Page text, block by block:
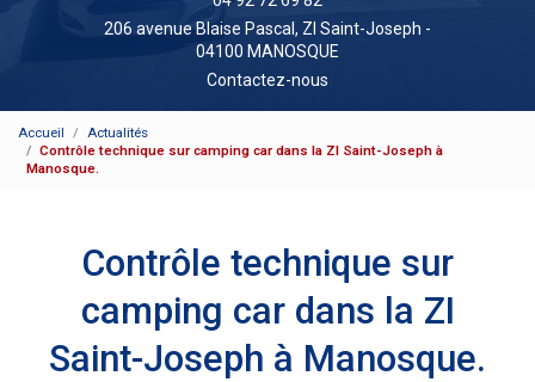
206 avenue Blaise Pascal, ZI Saint-Joseph -
04100 MANOSQUE
Contactez-nous
Accueil
Actualités
Contrôle technique sur camping car dans la ZI Saint-Joseph à
Manosque.
Contrôle technique sur
camping car dans la ZI
Saint-Joseph à Manosque.